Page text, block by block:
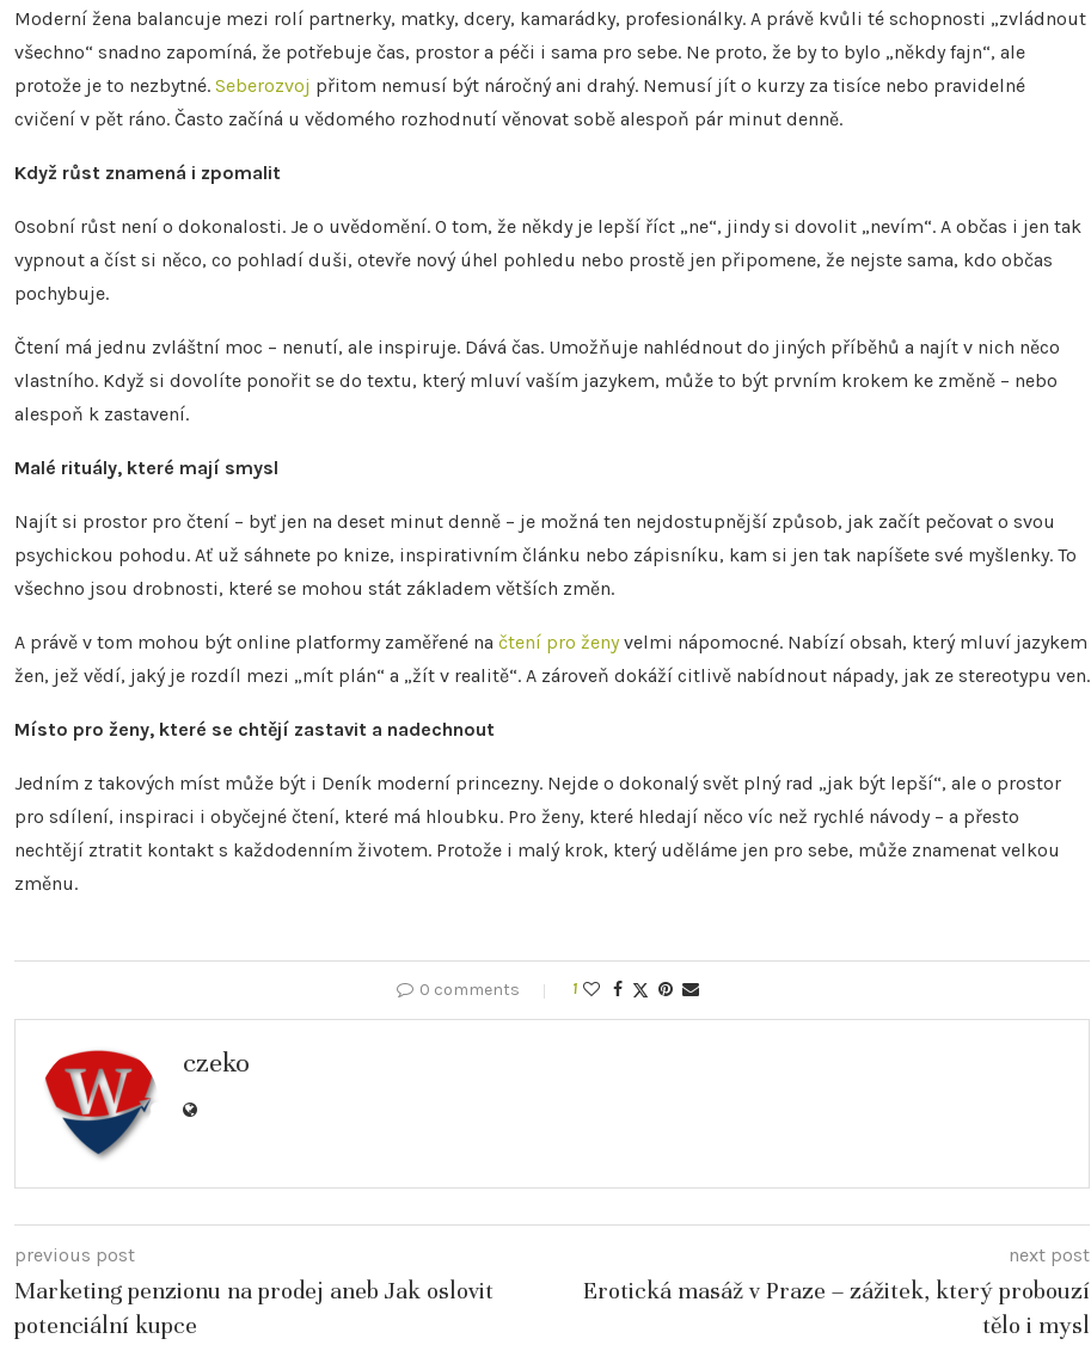
Moderní žena balancuje mezi rolí partnerky, matky, dcery, kamarádky, profesionálky. A právě kvůli té schopnosti „zvládnout
všechno“ snadno zapomíná, že potřebuje čas, prostor a péči i sama pro sebe. Ne proto, že by to bylo „někdy fajn“, ale
protože je to nezbytné. Seberozvoj přitom nemusí být náročný ani drahý. Nemusí jít o kurzy za tisíce nebo pravidelné
cvičení v pět ráno. Často začíná u vědomého rozhodnutí věnovat sobě alespoň pár minut denně.
Když růst znamená i zpomalit
Osobní růst není o dokonalosti. Je o uvědomění. O tom, že někdy je lepší říct „ne“, jindy si dovolit „nevím“. A občas i jen tak
vypnout a číst si něco, co pohladí duši, otevře nový úhel pohledu nebo prostě jen připomene, že nejste sama, kdo občas
pochybuje.
Čtení má jednu zvláštní moc – nenutí, ale inspiruje. Dává čas. Umožňuje nahlédnout do jiných příběhů a najít v nich něco
vlastního. Když si dovolíte ponořit se do textu, který mluví vaším jazykem, může to být prvním krokem ke změně – nebo
alespoň k zastavení.
Malé rituály, které mají smysl
Najít si prostor pro čtení – byť jen na deset minut denně – je možná ten nejdostupnější způsob, jak začít pečovat o svou
psychickou pohodu. Ať už sáhnete po knize, inspirativním článku nebo zápisníku, kam si jen tak napíšete své myšlenky. To
všechno jsou drobnosti, které se mohou stát základem větších změn.
A právě v tom mohou být online platformy zaměřené na čtení pro ženyvelmi nápomocné. Nabízí obsah, který mluví jazykem
žen, jež vědí, jaký je rozdíl mezi „mít plán“ a „žít v realitě“. A zároveň dokáží citlivě nabídnout nápady, jak ze stereotypu ven.
Místo pro ženy, které se chtějí zastavit a nadechnout
Jedním z takových míst může být i Deník moderní princezny. Nejde o dokonalý svět plný rad „jak být lepší“, ale o prostor
pro sdílení, inspiraci i obyčejné čtení, které má hloubku. Pro ženy, které hledají něco víc než rychlé návody – a přesto
nechtějí ztratit kontakt s každodenním životem. Protože i malý krok, který uděláme jen pro sebe, může znamenat velkou
změnu.
0 comments 1
czeko
previous post
Marketing penzionu na prodej aneb Jak oslovit
potenciální kupce
next post
Erotická masáž v Praze – zážitek, který probouzí
tělo i mysl